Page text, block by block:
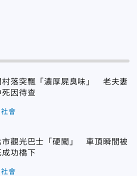
村落突飄「濃厚屍臭味」 老夫妻
死因待查
社會
市觀光巴士「硬闖」 車頂瞬間被
成功橋下
社會